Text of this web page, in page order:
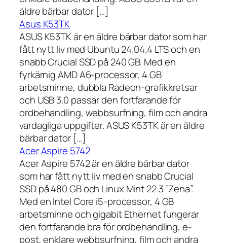
äldre bärbar dator […]
Asus K53TK
ASUS K53TK är en äldre bärbar dator som har
fått nytt liv med Ubuntu 24.04.4 LTS och en
snabb Crucial SSD på 240 GB. Med en
fyrkärnig AMD A6-processor, 4 GB
arbetsminne, dubbla Radeon-grafikkretsar
och USB 3.0 passar den fortfarande för
ordbehandling, webbsurfning, film och andra
vardagliga uppgifter. ASUS K53TK är en äldre
bärbar dator […]
Acer Aspire 5742
Acer Aspire 5742 är en äldre bärbar dator
som har fått nytt liv med en snabb Crucial
SSD på 480 GB och Linux Mint 22.3 ”Zena”.
Med en Intel Core i5-processor, 4 GB
arbetsminne och gigabit Ethernet fungerar
den fortfarande bra för ordbehandling, e-
post, enklare webbsurfning, film och andra